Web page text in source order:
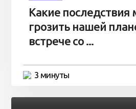
Какие последствия
грозить нашей
встрече со ...
3 минуты